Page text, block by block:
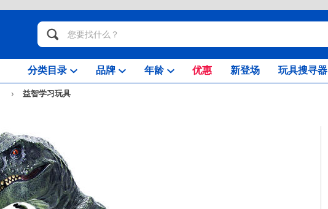
分类目录 品牌 年龄 优惠 新登场 玩具搜寻器
益智学习玩具